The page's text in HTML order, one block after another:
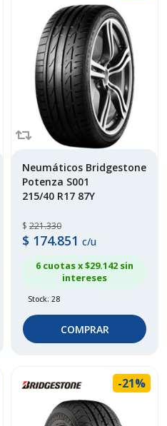
Neumáticos Bridgestone
Potenza S001
215/40 R17 87Y
$ 221.330
$ 174.851 c/u
6 cuotas x $29.142 sin
intereses
Stock: 28
COMPRAR
-21%